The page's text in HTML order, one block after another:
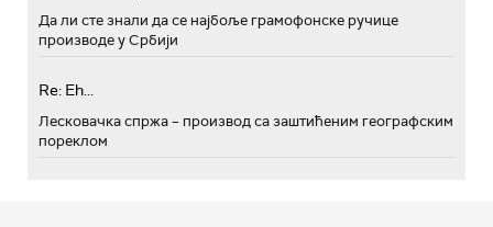
Да ли сте знали да се најбоље грамофонске ручице
производе у Србији
Re: Eh...
Лесковачка спржа – производ са заштићеним географским
пореклом